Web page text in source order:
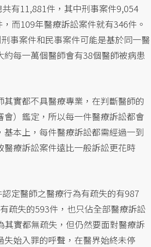
有11,881件，其中刑事案件9,054
而109年醫療訴訟案件就有346件。
事案件和民事案件可能是基於同一醫
每一萬個醫師會有38個醫師被病患
實都不具醫療專業，在判斷醫師的
）鑑定，所以每一件醫療訴訟都會
本上，每件醫療訴訟都需經過一到
療訴訟案件遠比一般訴訟更花時
定醫師之醫療行為有疏失的有987
疏失的593件，也只佔全部醫療訴訟
實都無疏失，但仍然要面對醫療訴
始入罪的呼聲，在醫界始終未停